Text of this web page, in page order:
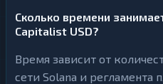
Сколько времени
Capitalist USD?
Время зависит от
сети Solana и регламента